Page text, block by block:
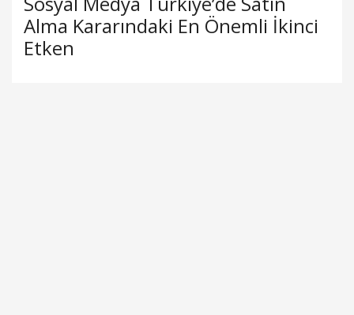
Alma Kararındaki En Önemli İkinci
Etken